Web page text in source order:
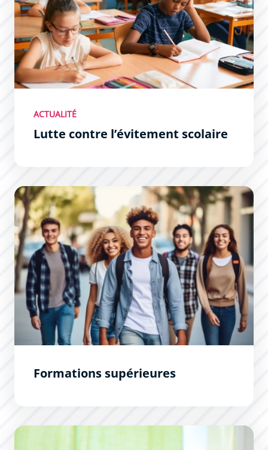
ACTUALITÉ
Lutte contre l’évitement scolaire
Formations supérieures
Formations supérieures
Inscriptions scolaires 2026 / 2027